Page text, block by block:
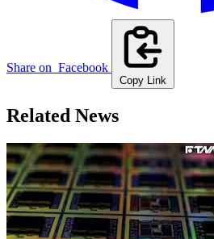
Share on Facebook
Copy Link
Related News